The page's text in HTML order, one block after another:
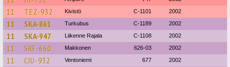
11 TEZ-932 Kivistö C-1101 2002
11 SKA-861 Turkubus C-1189 2002
11 SKA-947 Liikenne Rajala C-1108 2002
11 SRF-660 Makkonen 626-03 2002
11 CIU-932 Ventoniemi 677 2002